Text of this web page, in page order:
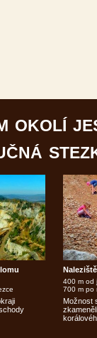
okolí
400 m od
700 m po
Možnost